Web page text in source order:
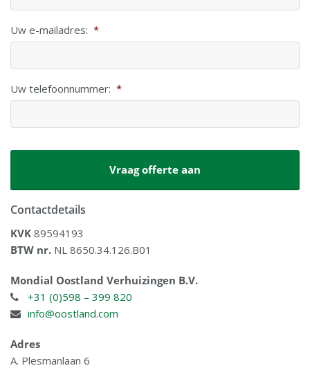
Uw e-mailadres: *
Uw telefoonnummer: *
Contactdetails
KVK 89594193
BTW nr. NL 8650.34.126.B01
Mondial Oostland Verhuizingen B.V.
+31 (0)598 – 399 820
info@oostland.com
Adres
A. Plesmanlaan 6